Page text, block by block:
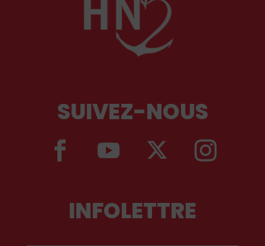
SUIVEZ-NOUS
INFOLETTRE